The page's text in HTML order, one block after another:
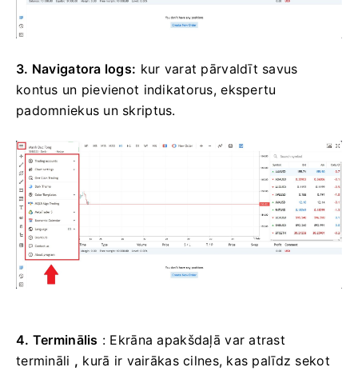
3. Navigatora logs: kur varat pārvaldīt savus
kontus un pievienot indikatorus, ekspertu
padomniekus un skriptus.
4. Terminālis : Ekrāna apakšdaļā var atrast
termināli , kurā ir vairākas cilnes, kas palīdz sekot